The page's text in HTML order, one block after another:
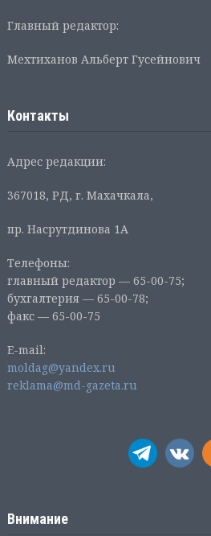
Главный редактор:
Мехтиханов Альберт Гусейнович
Контакты
Адрес редакции:
367018, РД, г. Махачкала,
пр. Насрутдинова 1А
Телефоны:
главный редактор — 65-00-75;
бухгалтерия — 65-00-78;
факс — 65-00-75
E-mail:
moldag@yandex.ru
reklama@md-gazeta.ru
Внимание